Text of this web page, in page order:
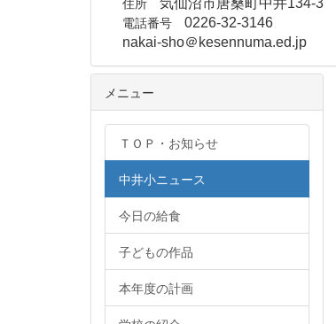
気仙沼市唐桑町中井134-3
電話番号 0226-32-3146
nakai-sho＠kesennuma.ed.jp
メニュー
ＴＯＰ・お知らせ
中井小ニュース
今日の給食
子どもの作品
本年度の計画